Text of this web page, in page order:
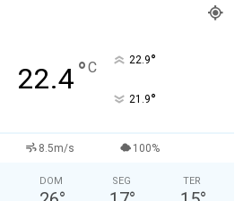
22.4°C 22.9°
21.9°
8.5m/s 100%
DOM SEG TER